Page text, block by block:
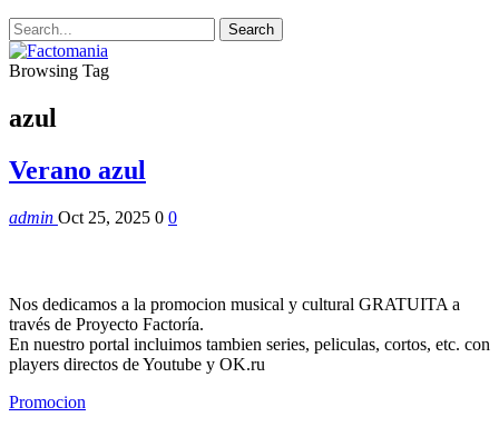
Browsing Tag
azul
Verano azul
admin Oct 25, 2025 0 0
Nos dedicamos a la promocion musical y cultural GRATUITA a
través de Proyecto Factoría.
En nuestro portal incluimos tambien series, peliculas, cortos, etc. con
players directos de Youtube y OK.ru
Promocion